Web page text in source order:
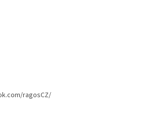
ragosCZ/